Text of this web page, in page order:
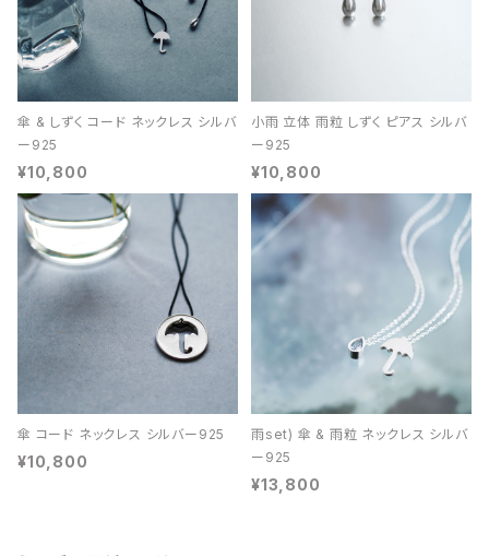
傘 & しずく コード ネックレス シルバ
ー925
¥10,800
小雨 立体 雨粒 しずく ピアス シルバ
ー925
¥10,800
傘 コード ネックレス シルバー925
¥10,800
雨set) 傘 & 雨粒 ネックレス シルバ
ー925
¥13,800